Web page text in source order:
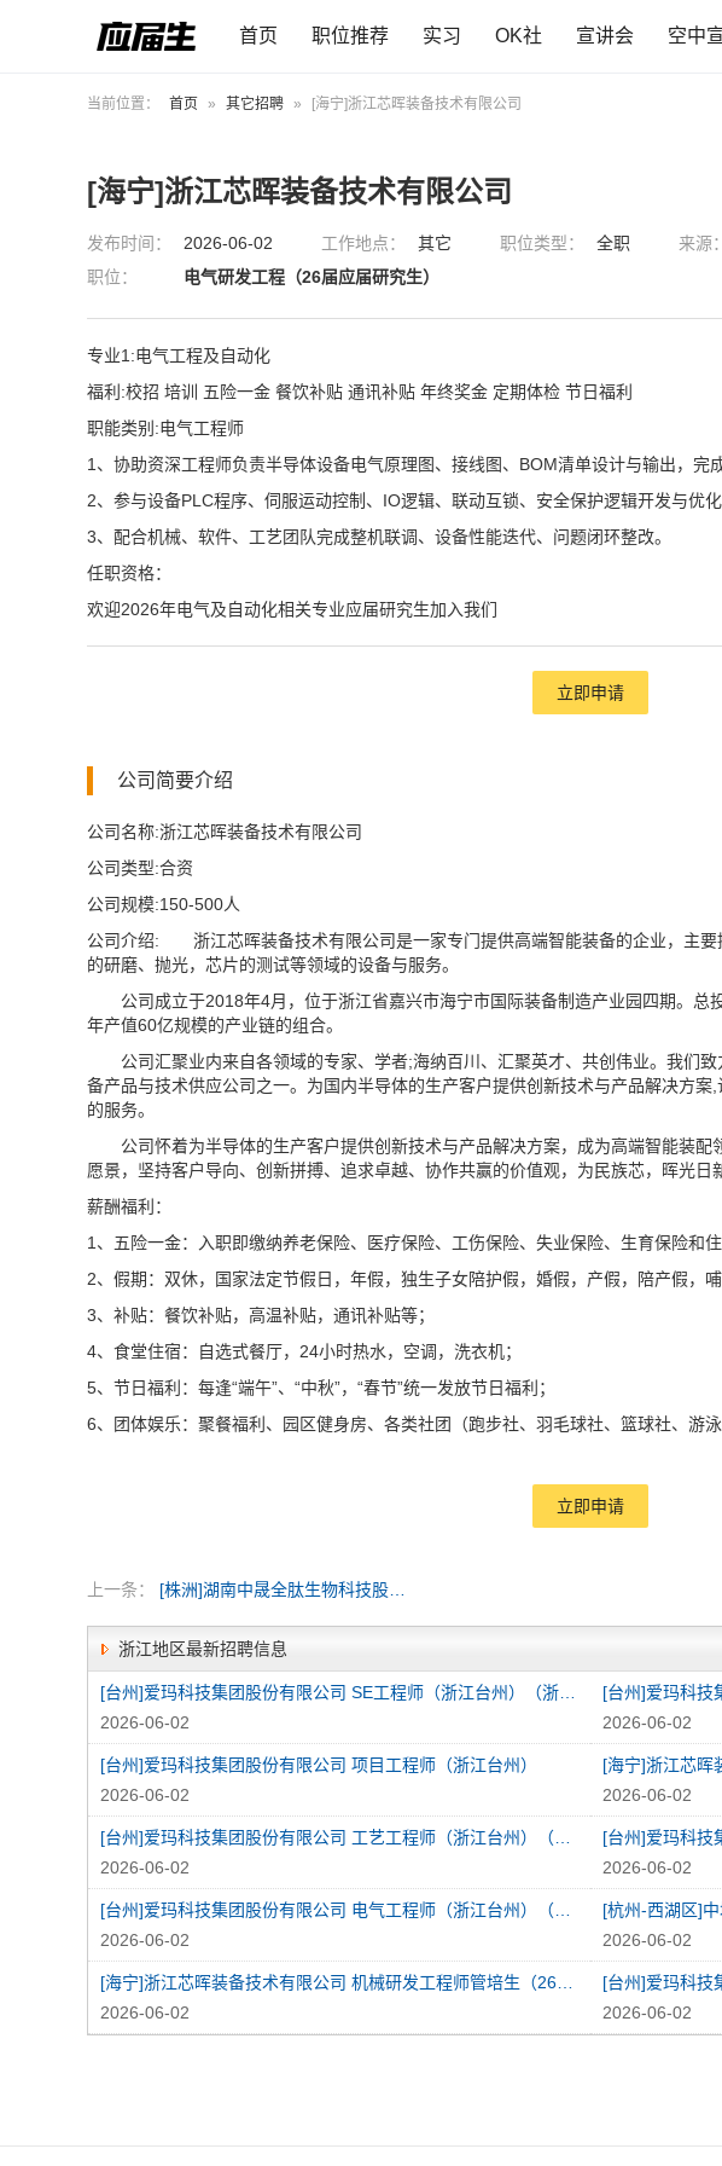
首页 职位推荐 实习 OK社 宣讲会 空中
当前位置： 首页 » 其它招聘 » [海宁]浙江芯晖装备技术有限公司
[海宁]浙江芯晖装备技术有限公司
发布时间： 2026-06-02 工作地点： 其它 职位类型： 全职 来源：
职位：
电气研发工程（26届应届研究生）
专业1:电气工程及自动化
福利:校招 培训 五险一金 餐饮补贴 通讯补贴 年终奖金 定期体检 节日福利
职能类别:电气工程师
1、协助资深工程师负责半导体设备电气原理图、接线图、BOM清单设计与输出，完
2、参与设备PLC程序、伺服运动控制、IO逻辑、联动互锁、安全保护逻辑开发与优化
3、配合机械、软件、工艺团队完成整机联调、设备性能迭代、问题闭环整改。
任职资格：
欢迎2026年电气及自动化相关专业应届研究生加入我们
立即申请
公司简要介绍
公司名称:浙江芯晖装备技术有限公司
公司类型:合资
公司规模:150-500人
公司介绍: 浙江芯晖装备技术有限公司是一家专门提供高端智能装备的企业，主要
的研磨、抛光，芯片的测试等领域的设备与服务。
公司成立于2018年4月，位于浙江省嘉兴市海宁市国际装备制造产业园四期。总
年产值60亿规模的产业链的组合。
公司汇聚业内来自各领域的专家、学者;海纳百川、汇聚英才、共创伟业。我们致
备产品与技术供应公司之一。为国内半导体的生产客户提供创新技术与产品解决方
的服务。
公司怀着为半导体的生产客户提供创新技术与产品解决方案，成为高端智能装配
愿景，坚持客户导向、创新拼搏、追求卓越、协作共赢的价值观，为民族芯，晖光日
薪酬福利：
1、五险一金：入职即缴纳养老保险、医疗保险、工伤保险、失业保险、生育保险和住
2、假期：双休，国家法定节假日，年假，独生子女陪护假，婚假，产假，陪产假，哺
3、补贴：餐饮补贴，高温补贴，通讯补贴等；
4、食堂住宿：自选式餐厅，24小时热水，空调，洗衣机；
5、节日福利：每逢“端午”、“中秋”，“春节”统一发放节日福利；
6、团体娱乐：聚餐福利、园区健身房、各类社团（跑步社、羽毛球社、篮球社、游泳
立即申请
上一条： [株洲]湖南中晟全肽生物科技股份有限公司
浙江地区最新招聘信息
[台州]爱玛科技集团股份有限公司 SE工程师（浙江台州）（浙江省）
2026-06-02
2026-06-02
[台州]爱玛科技集团股份有限公司 项目工程师（浙江台州）
2026-06-02
2026-06-02
[台州]爱玛科技集团股份有限公司 工艺工程师（浙江台州）（江苏省）
2026-06-02
2026-06-02
[台州]爱玛科技集团股份有限公司 电气工程师（浙江台州）（江苏省）
2026-06-02
[杭州-西湖区]
2026-06-02
[海宁]浙江芯晖装备技术有限公司 机械研发工程师管培生（26届研究生）
2026-06-02
2026-06-02